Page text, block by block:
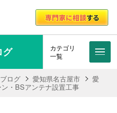
グ
カテゴリ
一覧
メニ
ログ 愛知県名古屋市
愛
・BSアンテナ設置工事